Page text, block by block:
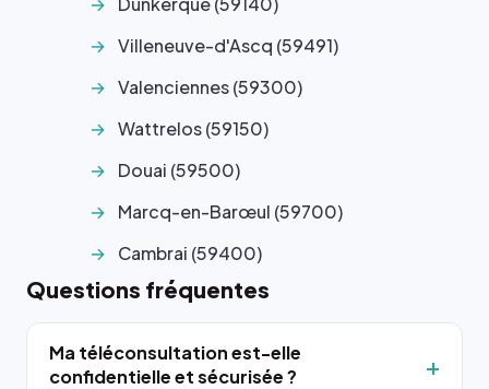
Villeneuve-d'Ascq (59491)
Valenciennes (59300)
Wattrelos (59150)
Douai (59500)
Marcq-en-Barœul (59700)
Cambrai (59400)
Questions fréquentes
Ma téléconsultation est-elle
confidentielle et sécurisée ?